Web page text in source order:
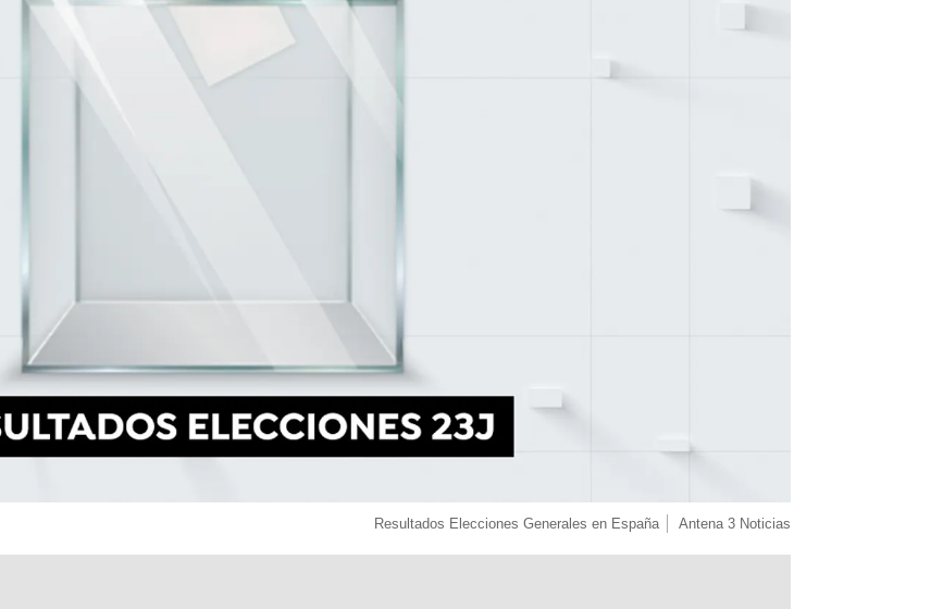
Resultados Elecciones Generales en España Antena 3 Noticias